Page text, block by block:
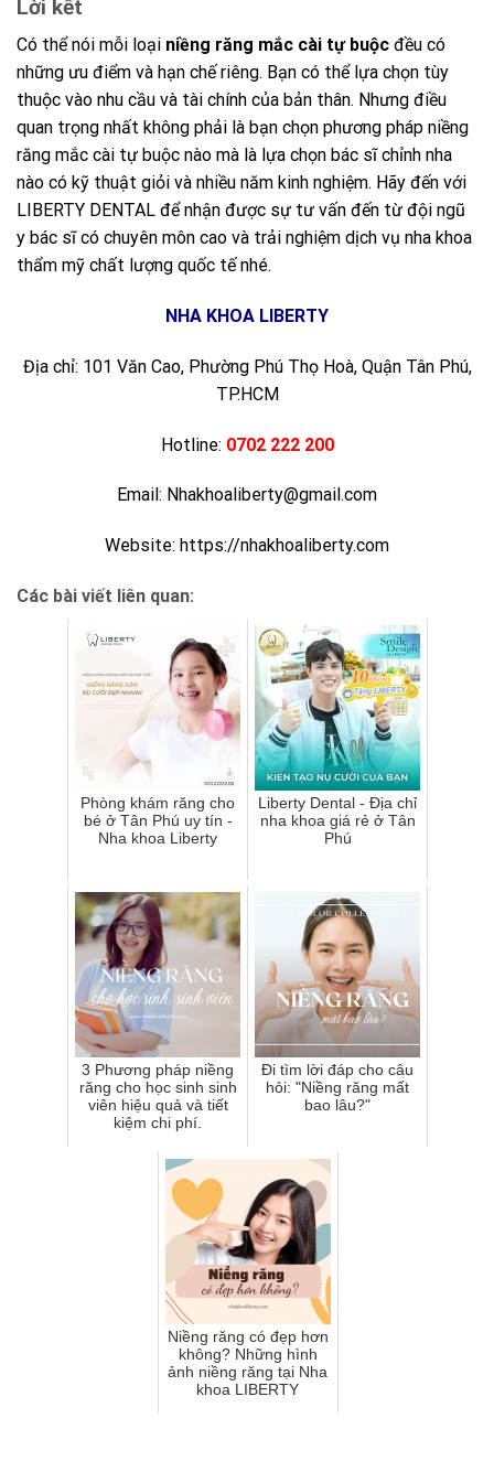
Lời kết
Có thể nói mỗi loại niềng răng mắc cài tự buộc đều có
những ưu điểm và hạn chế riêng. Bạn có thể lựa chọn tùy
thuộc vào nhu cầu và tài chính của bản thân. Nhưng điều
quan trọng nhất không phải là bạn chọn phương pháp niềng
răng mắc cài tự buộc nào mà là lựa chọn bác sĩ chỉnh nha
nào có kỹ thuật giỏi và nhiều năm kinh nghiệm. Hãy đến với
LIBERTY DENTAL để nhận được sự tư vấn đến từ đội ngũ
y bác sĩ có chuyên môn cao và trải nghiệm dịch vụ nha khoa
thẩm mỹ chất lượng quốc tế nhé.
NHA KHOA LIBERTY
Địa chỉ: 101 Văn Cao, Phường Phú Thọ Hoà, Quận Tân Phú,
TP.HCM
Hotline: 0702 222 200
Email: Nhakhoaliberty@gmail.com
Website: https://nhakhoaliberty.com
Các bài viết liên quan:
Phòng khám răng cho
bé ở Tân Phú uy tín -
Nha khoa Liberty
Liberty Dental - Địa chỉ
nha khoa giá rẻ ở Tân
Phú
3 Phương pháp niềng
răng cho học sinh sinh
viên hiệu quả và tiết
kiệm chi phí.
Đi tìm lời đáp cho câu
hỏi: "Niềng răng mất
bao lâu?"
Niềng răng có đẹp hơn
không? Những hình
ảnh niềng răng tại Nha
khoa LIBERTY